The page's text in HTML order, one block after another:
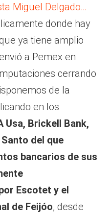
Miguel Delgado…
donde hay
ya tiene amplio
a Pemex en
cerrando
de la
en los
Usa, Brickell Bank,
del que
bancarios de sus
Escotet y el
de Feijóo, desde